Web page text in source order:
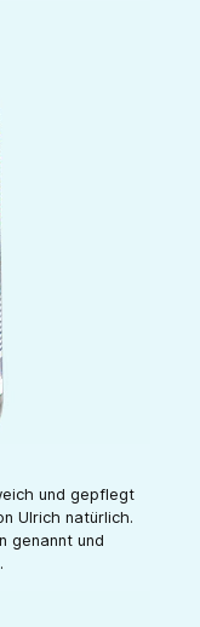
und gepflegt
Ulrich natürlich.
genannt und